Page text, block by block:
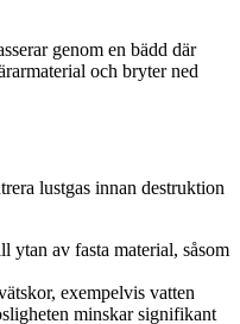
genom en bädd där
och bryter ned
lustgas innan destruktion
ytan av fasta material, såsom
exempelvis vatten
minskar signifikant